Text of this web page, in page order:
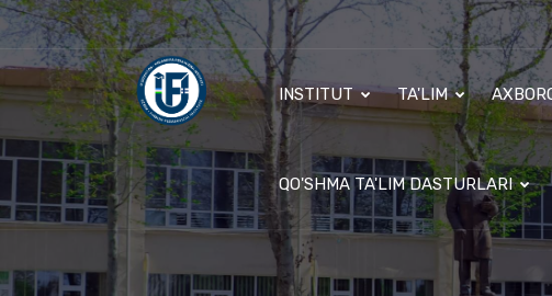
INSTITUT TA'LIM
QO'SHMA TA'LIM DASTURLARI